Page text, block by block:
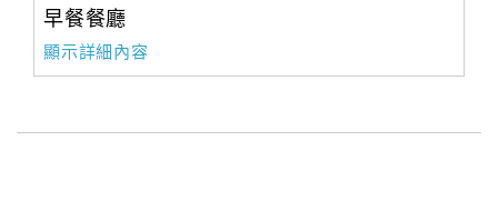
早餐餐廳
顯示詳細內容